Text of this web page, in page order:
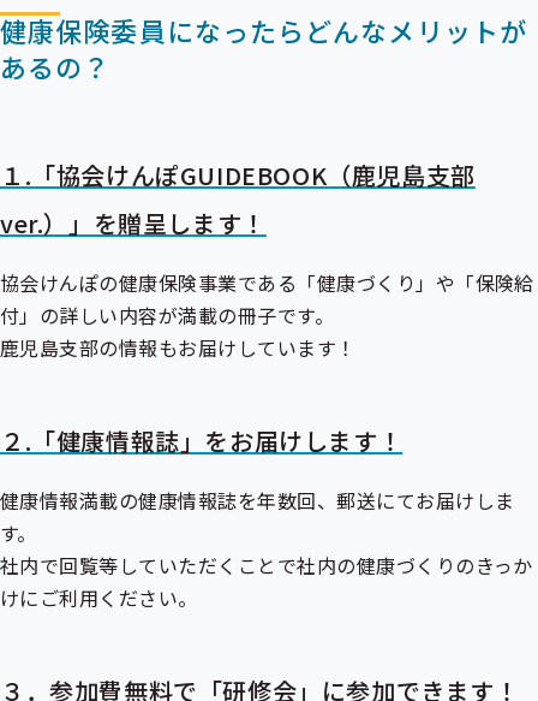
健康保険委員になったらどんなメリットが
あるの？
１.「協会けんぽGUIDEBOOK（鹿児島支部
ver.）」を贈呈します！
協会けんぽの健康保険事業である「健康づくり」や「保険給
付」の詳しい内容が満載の冊子です。
鹿児島支部の情報もお届けしています！
２.「健康情報誌」をお届けします！
健康情報満載の健康情報誌を年数回、郵送にてお届けしま
す。
社内で回覧等していただくことで社内の健康づくりのきっか
けにご利用ください。
３．参加費無料で「研修会」に参加できます！